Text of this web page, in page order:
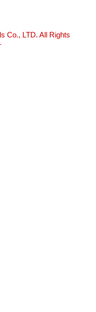
Co., LTD. All Rights